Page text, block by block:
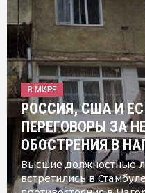
В МИРЕ
РОССИЯ, США И
ПЕРЕГОВОРЫ ЗА
ОБОСТРЕНИЯ В
Высшие должностные
встретились в